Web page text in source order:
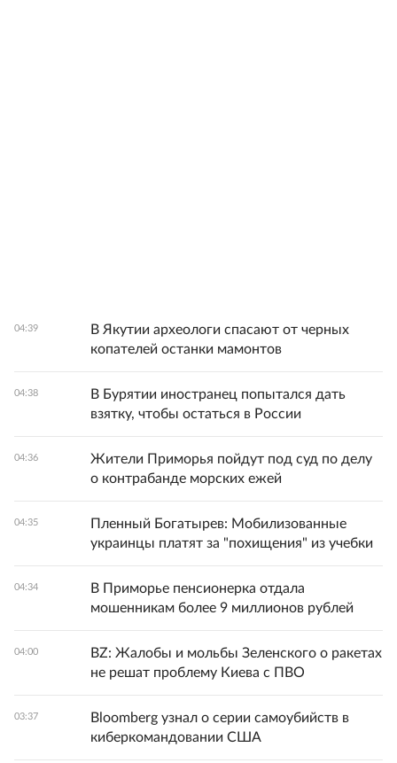
04:39
В Якутии археологи спасают от черных
копателей останки мамонтов
04:38
В Бурятии иностранец попытался дать
взятку, чтобы остаться в России
04:36
Жители Приморья пойдут под суд по делу
о контрабанде морских ежей
04:35
Пленный Богатырев: Мобилизованные
украинцы платят за "похищения" из учебки
04:34
В Приморье пенсионерка отдала
мошенникам более 9 миллионов рублей
04:00
BZ: Жалобы и мольбы Зеленского о ракетах
не решат проблему Киева с ПВО
03:37
Bloomberg узнал о серии самоубийств в
киберкомандовании США